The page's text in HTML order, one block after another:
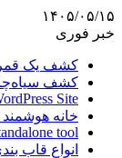
۱۴۰۵/۰۵/۱۵
خبر فوری
کشف یک قمر
کشف
Site
خانه هوشمند
tool?
انواع قاب